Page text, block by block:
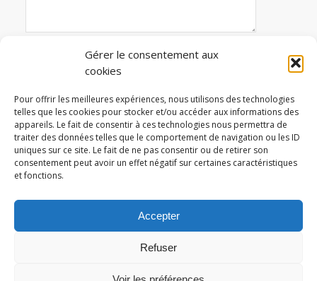
Gérer le consentement aux
cookies
Pour offrir les meilleures expériences, nous utilisons des technologies
telles que les cookies pour stocker et/ou accéder aux informations des
appareils. Le fait de consentir à ces technologies nous permettra de
traiter des données telles que le comportement de navigation ou les ID
uniques sur ce site. Le fait de ne pas consentir ou de retirer son
consentement peut avoir un effet négatif sur certaines caractéristiques
et fonctions.
Accepter
Refuser
Ce site utilise Akismet pour réduire les indésirables.
En savoir plus sur la façon dont les données de
vos commentaires sont traitées